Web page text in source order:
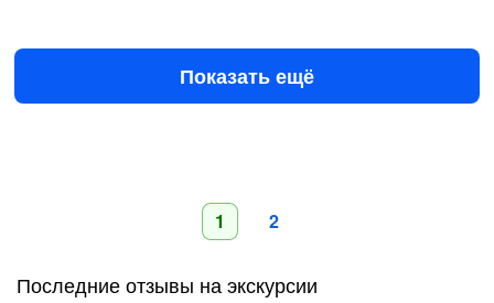
2100 ₽за всё до 4 чел.
Показать ещё
1 2
Последние отзывы на экскурсии